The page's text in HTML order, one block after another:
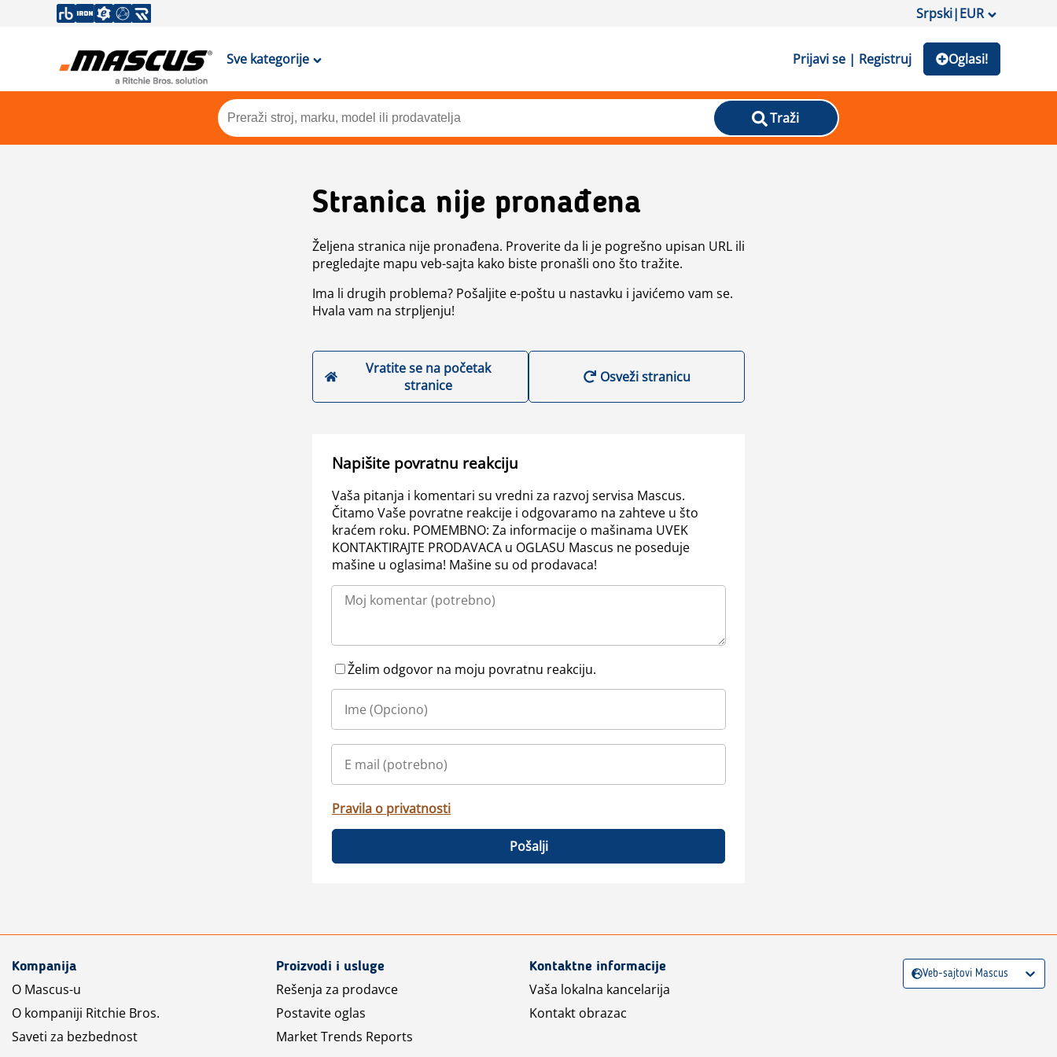
Srpski|EUR
Sve kategorije Prijavi se | Registruj Oglasi!
Traži
Stranica nije pronađena
Željena stranica nije pronađena. Proverite da li je pogrešno upisan URL ili
pregledajte mapu veb-sajta kako biste pronašli ono što tražite.
Ima li drugih problema? Pošaljite e-poštu u nastavku i javićemo vam se.
Hvala vam na strpljenju!
Vratite se na početak
stranice
Osveži stranicu
Napišite povratnu reakciju
Vaša pitanja i komentari su vredni za razvoj servisa Mascus.
Čitamo Vaše povratne reakcije i odgovaramo na zahteve u što
kraćem roku. POMEMBNO: Za informacije o mašinama UVEK
KONTAKTIRAJTE PRODAVACA u OGLASU Mascus ne poseduje
mašine u oglasima! Mašine su od prodavaca!
Želim odgovor na moju povratnu reakciju.
Pravila o privatnosti
Pošalji
Kompanija
O Mascus-u
O kompaniji Ritchie Bros.
Saveti za bezbednost
Proizvodi i usluge
Rešenja za prodavce
Postavite oglas
Market Trends Reports
Kontaktne informacije
Vaša lokalna kancelarija
Kontakt obrazac
Veb-sajtovi Mascus